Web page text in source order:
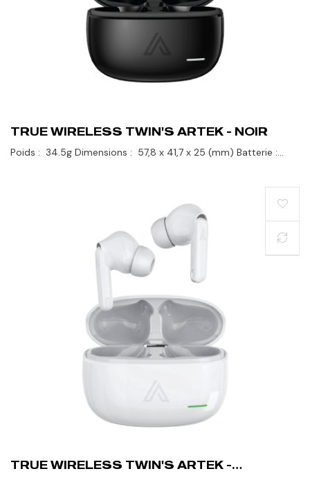
TRUE WIRELESS TWIN'S ARTEK - NOIR
Poids : 34.5g Dimensions : 57,8 x 41,7 x 25 (mm) Batterie :
TRUE WIRELESS TWIN'S ARTEK -